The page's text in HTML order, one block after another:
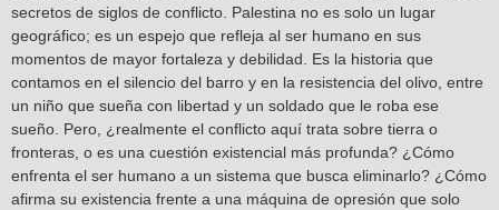
secretos de siglos de conflicto. Palestina no es solo un lugar
geográfico; es un espejo que refleja al ser humano en sus
momentos de mayor fortaleza y debilidad. Es la historia que
contamos en el silencio del barro y en la resistencia del olivo, entre
un niño que sueña con libertad y un soldado que le roba ese
sueño. Pero, ¿realmente el conflicto aquí trata sobre tierra o
fronteras, o es una cuestión existencial más profunda? ¿Cómo
enfrenta el ser humano a un sistema que busca eliminarlo? ¿Cómo
afirma su existencia frente a una máquina de opresión que solo